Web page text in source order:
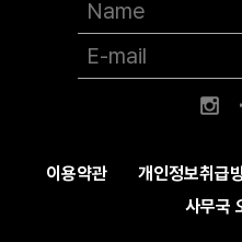
이용약관 개인정보취급
사무국